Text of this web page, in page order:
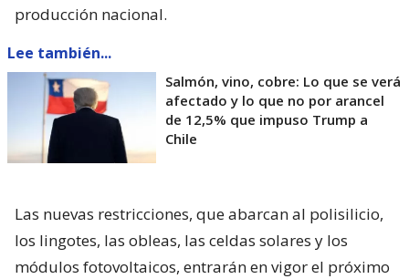
producción nacional.
Lee también...
Salmón, vino, cobre: Lo que se verá
afectado y lo que no por arancel
de 12,5% que impuso Trump a
Chile
Las nuevas restricciones, que abarcan al polisilicio,
los lingotes, las obleas, las celdas solares y los
módulos fotovoltaicos, entrarán en vigor el próximo